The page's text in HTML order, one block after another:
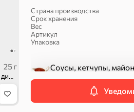
25 г
«Calve», соус « Горчичный», дип-пот, 25 г
Страна производства
Срок хранения
Вес
Артикул
Упаковка
Соусы, кетчупы,
оливки, маслины